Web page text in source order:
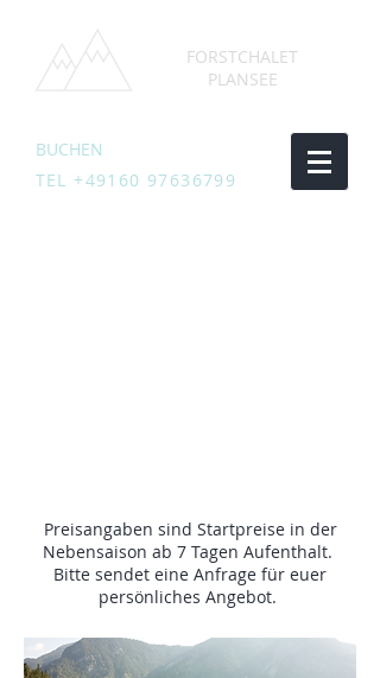
FORSTCHALET
PLANSEE
BUCHEN
TEL +49160 97636799
Preisangaben sind Startpreise in der
Nebensaison ab 7 Tagen Aufenthalt.
Bitte sendet eine Anfrage für euer
persönliches Angebot.